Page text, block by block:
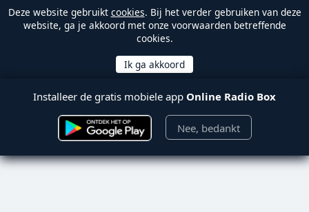
Deze website gebruikt cookies. Bij het verder gebruiken van deze
website, ga je akkoord met onze voorwaarden betreffende
cookies.
Installeer de gratis mobiele app Online Radio Box
Nee, bedankt